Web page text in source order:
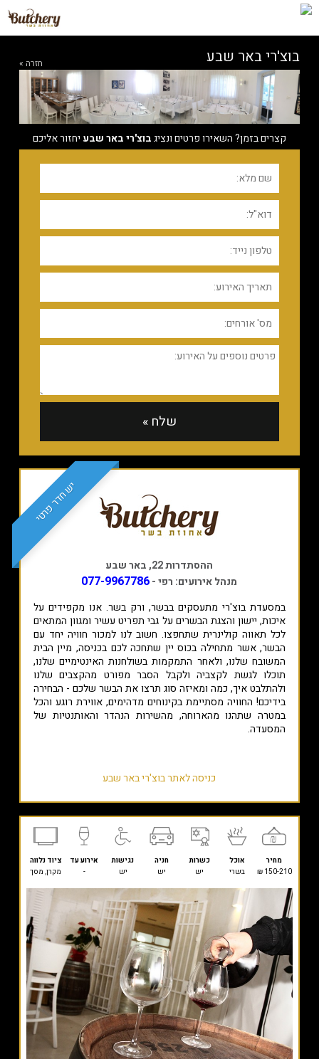
חזרה » בוצ'רי באר שבע
קצרים בזמן? השאירו פרטים ונציגבוצ'רי באר שבע יחזור אליכם
יש חדר פרטי
ההסתדרות 22, באר שבע
מנהל אירועים: רפי -077-9967786
במסעדת בוצ'רי מתעסקים בבשר, ורק בשר. אנו מקפידים על
איכות, יישון והצגת הבשרים על גבי תפריט עשיר ומגוון המתאים
לכל תאווה קולינרית שתחפצו. חשוב לנו למכור חוויה יחד עם
הבשר, אשר מתחילה בכוס יין שתחכה לכם בכניסה, מיין הבית
המשובח שלנו, ולאחר התמקמות בשולחנות האינטימיים שלנו,
תוכלו לגשת לקצביה ולקבל הסבר מפורט מהקצבים שלנו
ולהתלבט איך, כמה ומאיזה סוג תרצו את הבשר שלכם - הבחירה
בידיכם! החוויה מסתיימת בקינוחים מדהימים, אווירת רוגע והכל
במטרה שתהנו מהארוחה, מהשירות הנהדר והאותנטיות של
המסעדה.
כניסה לאתר בוצ'רי באר שבע
מחיר אוכל כשרות חניה נגישות אירוע עד
ציוד נלווה
150-210 ₪
בשרי יש יש יש - מקרן, מסך